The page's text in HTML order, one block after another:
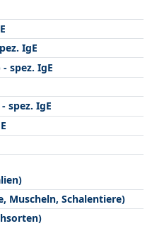
IgE
spez. IgE
spez. IgE
Muscheln, Schalentiere)